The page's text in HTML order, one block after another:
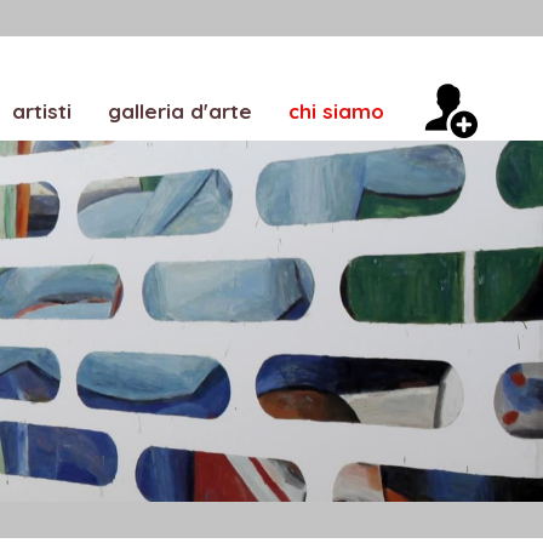
artisti galleria d'arte chi siamo
amicucci
area riservata
privacy